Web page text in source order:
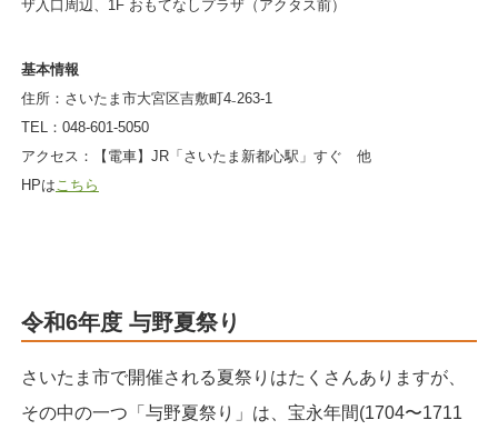
ザ入口周辺、1F おもてなしプラザ（アクタス前）
基本情報
住所：さいたま市大宮区吉敷町4₋263-1
TEL：048-601-5050
アクセス：【電車】JR「さいたま新都心駅」すぐ 他
HPはこちら
令和6年度 与野夏祭り
さいたま市で開催される夏祭りはたくさんありますが、
その中の一つ「与野夏祭り」は、宝永年間(1704〜1711